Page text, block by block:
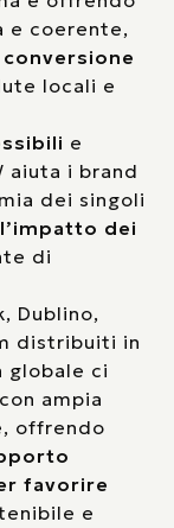
e coerente,
locali e
e
aiuta i brand
dei singoli
dei
di
Dublino,
distribuiti in
globale ci
ampia
offrendo
favorire
e